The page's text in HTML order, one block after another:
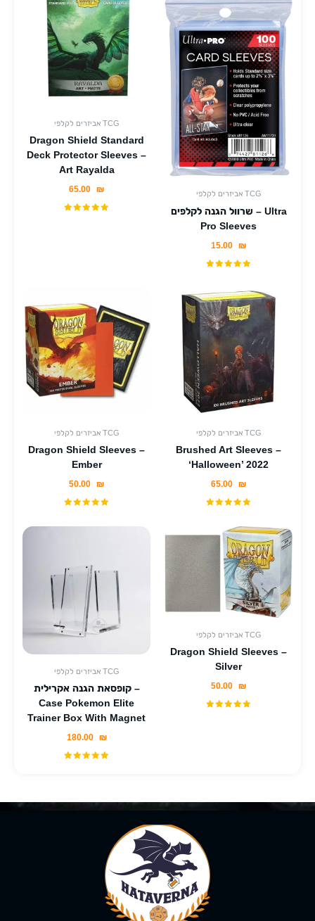
אביזרים לקלפי TCG
Dragon Shield Standard
Deck Protector Sleeves –
Art Rayalda
65.00 ₪ אביזרים לקלפי TCG
שרוול הגנה לקלפים – Ultra
Pro Sleeves
15.00 ₪
אביזרים לקלפי TCG
Dragon Shield Sleeves –
Ember
50.00 ₪
אביזרים לקלפי TCG
Brushed Art Sleeves –
‘Halloween’ 2022
65.00 ₪
אביזרים לקלפי TCG
קופסאת הגנה אקרילית –
Case Pokemon Elite
Trainer Box With Magnet
180.00 ₪
אביזרים לקלפי TCG
Dragon Shield Sleeves –
Silver
50.00 ₪